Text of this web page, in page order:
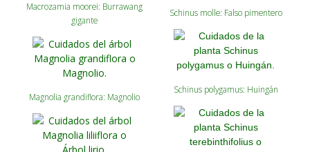
Macrozamia moorei: Burrawang
gigante
Magnolia grandiflora: Magnolio
Schinus molle: Falso pimentero
Schinus polygamus: Huingán